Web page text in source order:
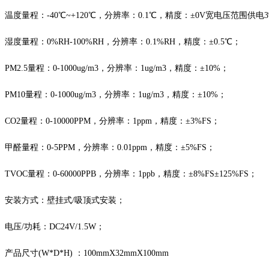
温度量程： -40℃~+120℃，分辨率：0.1℃，精度：±0V宽电压范围供电
湿度量程： 0%RH-100%RH，分辨率：0.1%RH，精度：±0.5℃；
PM2.5量程：0-1000ug/m3，分辨率：1ug/m3，精度：±10%；
PM10量程：0-1000ug/m3，分辨率：1ug/m3，精度：±10%；
CO2量程：0-10000PPM，分辨率：1ppm，精度：±3%FS；
甲醛量程： 0-5PPM，分辨率：0.01ppm，精度：±5%FS；
TVOC量程：0-60000PPB，分辨率：1ppb，精度：±8%FS±125%FS；
安装方式：壁挂式/吸顶式安装；
电压/功耗：DC24V/1.5W；
产品尺寸(W*D*H) ： 100mmX32mmX100mm